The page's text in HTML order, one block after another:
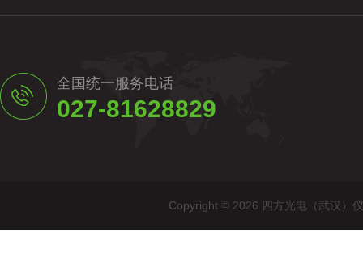
全国统一服务电话
027-81628829
Copyright © 2026 四方光电（武汉）